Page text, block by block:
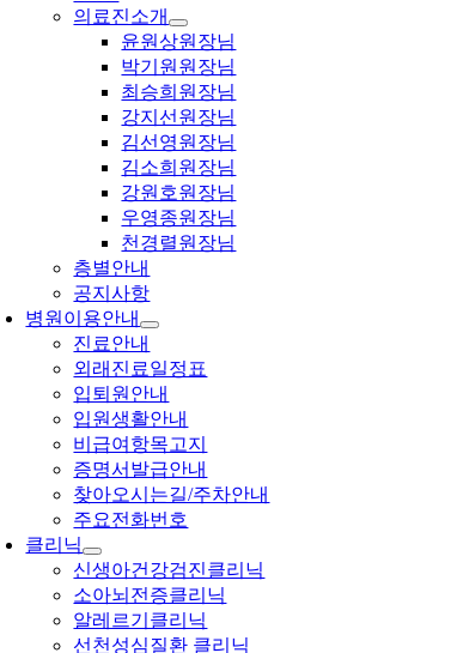
의료진소개
윤원상원장님
박기원원장님
최승희원장님
강지선원장님
김선영원장님
김소희원장님
강원호원장님
우영종원장님
천경렬원장님
층별안내
공지사항
병원이용안내
진료안내
외래진료일정표
입퇴원안내
입원생활안내
비급여항목고지
증명서발급안내
찾아오시는길/주차안내
주요전화번호
클리닉
신생아건강검진클리닉
소아뇌전증클리닉
알레르기클리닉
선천성심질환 클리닉